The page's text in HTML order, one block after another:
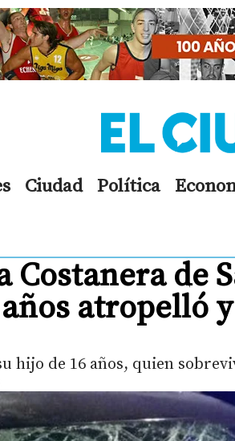
Ciudad Política
de
atropelló
hijo de 16 años, quien